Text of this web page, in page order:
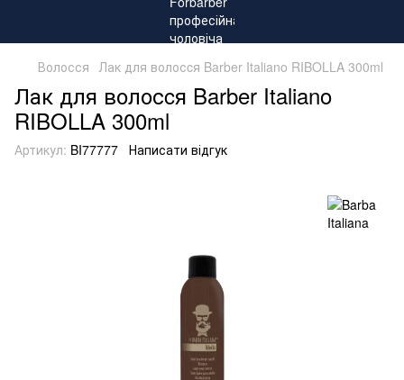
Волосся Лак для волосcя Barber Italiano RIBOLLA 300ml
Лак для волосcя Barber Italiano
RIBOLLA 300ml
Артикул: BI77777 Написати відгук